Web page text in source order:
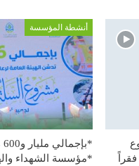
أنشطة المؤسسة
*مؤسسة الشهداء